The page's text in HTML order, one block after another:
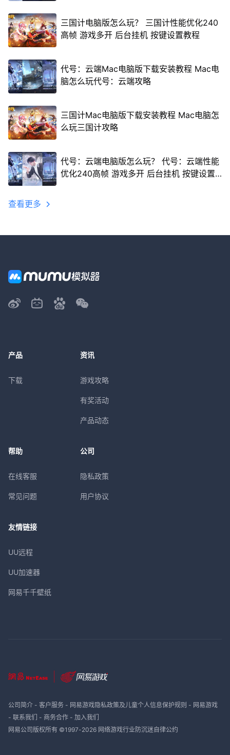
三国计电脑版怎么玩？ 三国计性能优化240
高帧 游戏多开 后台挂机 按键设置教程
代号：云端Mac电脑版下载安装教程 Mac电
脑怎么玩代号：云端攻略
三国计Mac电脑版下载安装教程 Mac电脑怎
么玩三国计攻略
代号：云端电脑版怎么玩？ 代号：云端性能
优化240高帧 游戏多开 后台挂机 按键设置
查看更多
产品
下载
资讯
游戏攻略
有奖活动
产品动态
帮助
在线客服
常见问题
公司
隐私政策
用户协议
友情链接
UU远程
UU加速器
网易千千壁纸
公司简介- 客户服务- 网易游戏隐私政策及儿童个人信息保护规则 - 网易游戏
- 联系我们 - 商务合作- 加入我们
网易公司版权所有 ©1997-2026 网络游戏行业防沉迷自律公约